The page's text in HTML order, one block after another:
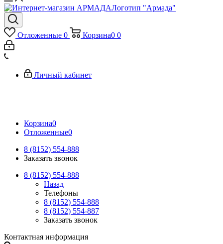
Логотип "Армада"
Отложенные 0 Корзина0 0
Личный кабинет
Корзина0
Отложенные0
8 (8152) 554-888
Заказать звонок
8 (8152) 554-888
Назад
Телефоны
8 (8152) 554-888
8 (8152) 554-887
Заказать звонок
Контактная информация